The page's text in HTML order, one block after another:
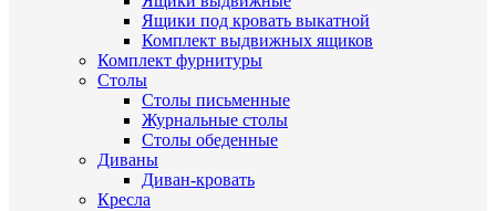
Ящики под кровать выкатной
Комплект выдвижных ящиков
Комплект фурнитуры
Столы
Столы письменные
Журнальные cтолы
Столы обеденные
Диваны
Диван-кровать
Кресла